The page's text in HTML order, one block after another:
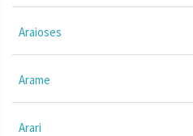
Araioses
Arame
Arari